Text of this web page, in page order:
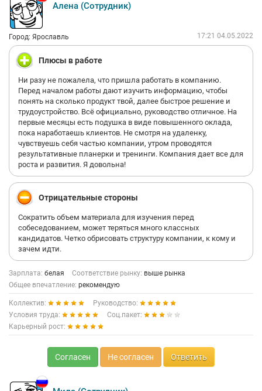
Алена (Сотрудник)
Город: Ярославль 17:21 04.05.2022
Плюсы в работе
Ни разу не пожалела, что пришла работать в компанию.
Перед началом работы дают изучить информацию, чтобы
понять на сколько продукт твой, далее быстрое решение и
трудоустройство. Всё официально, руководство отличное. На
первые месяцы есть подушка в виде повышенного оклада,
пока наработаешь клиентов. Не смотря на удаленку,
чувствуешь себя частью компании, утром проводятся
результативные планерки и тренинги. Компания дает все для
роста и развития. Я довольна!
Отрицательные стороны
Сократить объем материала для изучения перед
собеседованием, может теряться много классных
кандидатов. Четко обрисовать структуру компании, к кому и
зачем идти.
Зарплата: белая Соответствие рынку: выше рынка
Общее впечатление: рекомендую
Коллектив:
Руководство:
Условия труда:
Соц.пакет:
Карьерный рост:
Согласен Не согласен Ответить